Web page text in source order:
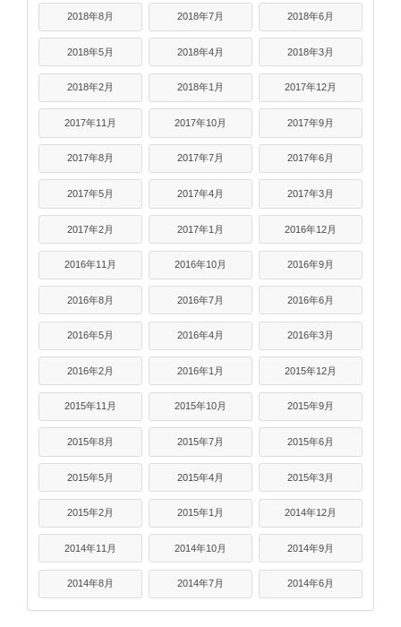
2018年8月 2018年7月 2018年6月
2018年5月 2018年4月 2018年3月
2018年2月 2018年1月 2017年12月
2017年11月 2017年10月 2017年9月
2017年8月 2017年7月 2017年6月
2017年5月 2017年4月 2017年3月
2017年2月 2017年1月 2016年12月
2016年11月 2016年10月 2016年9月
2016年8月 2016年7月 2016年6月
2016年5月 2016年4月 2016年3月
2016年2月 2016年1月 2015年12月
2015年11月 2015年10月 2015年9月
2015年8月 2015年7月 2015年6月
2015年5月 2015年4月 2015年3月
2015年2月 2015年1月 2014年12月
2014年11月 2014年10月 2014年9月
2014年8月 2014年7月 2014年6月